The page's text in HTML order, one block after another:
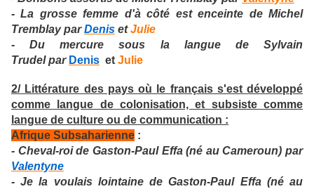
- La grosse femme d'à côté est enceinte de Michel
Tremblay parDenis etJulie
- Du mercure sous la langue de Sylvain
Trudel par Denis et Julie
2/ Littérature des pays où le français s'est développé
comme langue de colonisation, et subsiste comme
langue de culture ou de communication :
Afrique Subsaharienne :
- Cheval-roi de Gaston-Paul Effa (né au Cameroun) par
Valentyne
- Je la voulais lointaine de Gaston-Paul Effa (né au